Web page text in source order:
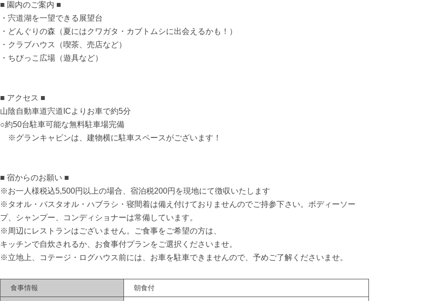
■ 園内のご案内 ■
・宍道湖を一望できる展望台
・どんぐりの森（夏にはクワガタ・カブトムシに出会えるかも！）
・クラブハウス（喫茶、売店など）
・ちびっこ広場（遊具など）
■ アクセス ■
山陰自動車道宍道ICよりお車で約5分
○約50台駐車可能な無料駐車場完備
※グランキャビンは、建物横に駐車スペースがございます！
■ 宿からのお願い ■
※お一人様税込5,500円以上の場合、宿泊税200円を現地にて徴収いたします
※タオル・バスタオル・ハブラシ・寝間着は備え付けておりませんのでご持参下さい。ボディーソー
プ、シャンプー、コンディショナーは常備しています。
※周辺にレストランはございません。ご食事をご希望の方は、
キッチンで自炊されるか、お食事付プランをご選択くださいませ。
※立地上、コテージ・ログハウス前には、お車を駐車できませんので、予めご了解くださいませ。
食事情報 朝食付